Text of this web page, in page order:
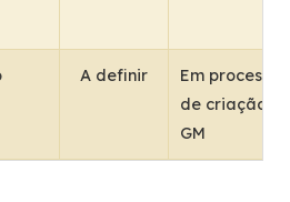
A definir
Em processo
de criação
GM